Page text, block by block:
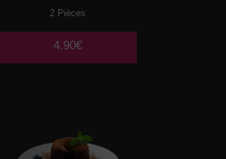
2 Pièces
4.90€